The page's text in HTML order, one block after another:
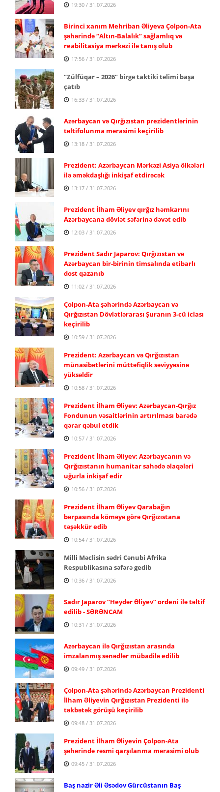
19:30 / 31.07.2026
Birinci xanım Mehriban Əliyeva Çolpon-Ata
şəhərində “Altın-Balalık” sağlamlıq və
reabilitasiya mərkəzi ilə tanış olub
17:56 / 31.07.2026
“Zülfüqar – 2026” birgə taktiki təlimi başa
çatıb
16:33 / 31.07.2026
Azərbaycan və Qırğızıstan prezidentlərinin
təltifolunma mərasimi keçirilib
13:18 / 31.07.2026
Prezident: Azərbaycan Mərkəzi Asiya ölkələri
ilə əməkdaşlığı inkişaf etdirəcək
13:17 / 31.07.2026
Prezident İlham Əliyev qırğız həmkarını
Azərbaycana dövlət səfərinə dəvət edib
12:03 / 31.07.2026
Prezident Sadır Japarov: Qırğızıstan və
Azərbaycan bir-birinin timsalında etibarlı
dost qazanıb
11:02 / 31.07.2026
Çolpon-Ata şəhərində Azərbaycan və
Qırğızıstan Dövlətlərarası Şuranın 3-cü iclası
keçirilib
10:59 / 31.07.2026
Prezident: Azərbaycan və Qırğızıstan
münasibətlərini müttəfiqlik səviyyəsinə
yüksəldir
10:58 / 31.07.2026
Prezident İlham Əliyev: Azərbaycan-Qırğız
Fondunun vəsaitlərinin artırılması barədə
qərar qəbul etdik
10:57 / 31.07.2026
Prezident İlham Əliyev: Azərbaycanın və
Qırğızıstanın humanitar sahədə əlaqələri
uğurla inkişaf edir
10:56 / 31.07.2026
Prezident İlham Əliyev Qarabağın
bərpasında köməyə görə Qırğızıstana
təşəkkür edib
10:54 / 31.07.2026
Milli Məclisin sədri Cənubi Afrika
Respublikasına səfərə gedib
10:36 / 31.07.2026
Sadır Japarov “Heydər Əliyev” ordeni ilə təltif
edilib - SƏRƏNCAM
10:31 / 31.07.2026
Azərbaycan ilə Qırğızıstan arasında
imzalanmış sənədlər mübadilə edilib
09:49 / 31.07.2026
Çolpon-Ata şəhərində Azərbaycan Prezidenti
İlham Əliyevin Qırğızıstan Prezidenti ilə
təkbətək görüşü keçirilib
09:48 / 31.07.2026
Prezident İlham Əliyevin Çolpon-Ata
şəhərində rəsmi qarşılanma mərasimi olub
09:45 / 31.07.2026
Baş nazir Əli Əsədov Gürcüstanın Baş